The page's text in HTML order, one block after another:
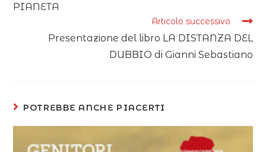
PIANETA
Articolo successivo
Presentazione del libro LA DISTANZA DEL
DUBBIO di Gianni Sebastiano
POTREBBE ANCHE PIACERTI